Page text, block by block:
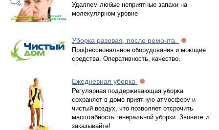
Удаляем любые неприятные запахи на
молекулярном уровне
Уборка разовая, после ремонта.
Профессиональное оборудования и моющие
средства. Оперативность, качество.
Ежедневная уборка
Регулярная поддерживающая уборка
сохраняет в доме приятную атмосферу и
чистый воздух, что позволяет отсрочить
масштабность генеральной уборки. Звоните и
заказывайте!